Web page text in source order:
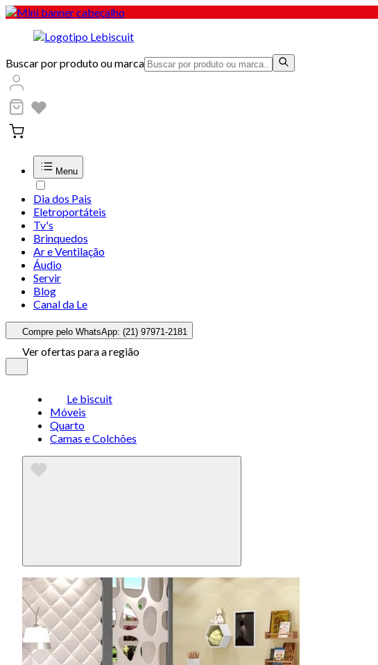
Buscar por produto ou marca
Menu
Dia dos Pais
Eletroportáteis
Tv's
Brinquedos
Ar e Ventilação
Áudio
Servir
Blog
Canal da Le
Compre pelo WhatsApp: (21) 97971-2181
Ver ofertas para a região
Le biscuit
Móveis
Quarto
Camas e Colchões